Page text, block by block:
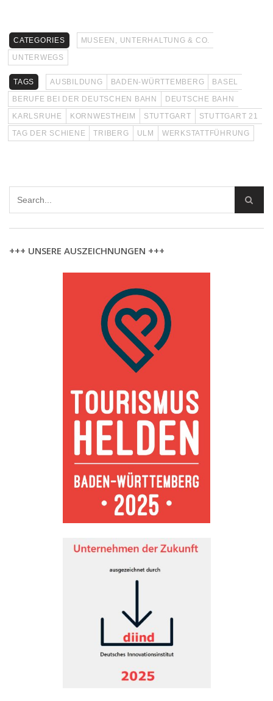
CATEGORIES
MUSEEN, UNTERHALTUNG & CO.
UNTERWEGS
TAGS AUSBILDUNG BADEN-WÜRTTEMBERG
BASEL
BERUFE BEI DER DEUTSCHEN BAHN
DEUTSCHE BAHN
KARLSRUHE
KORNWESTHEIM STUTTGART
STUTTGART 21
TAG DER SCHIENE
TRIBERG ULM WERKSTATTFÜHRUNG
+++ UNSERE AUSZEICHNUNGEN +++